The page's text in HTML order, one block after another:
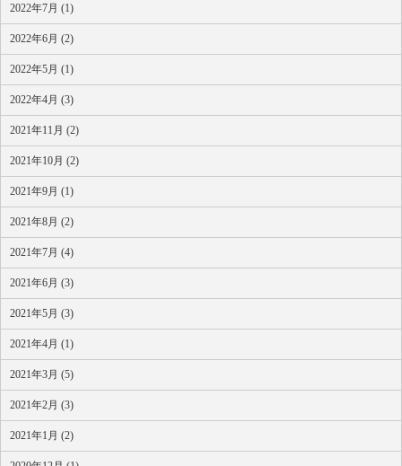
2022年7月 (1)
2022年6月 (2)
2022年5月 (1)
2022年4月 (3)
2021年11月 (2)
2021年10月 (2)
2021年9月 (1)
2021年8月 (2)
2021年7月 (4)
2021年6月 (3)
2021年5月 (3)
2021年4月 (1)
2021年3月 (5)
2021年2月 (3)
2021年1月 (2)